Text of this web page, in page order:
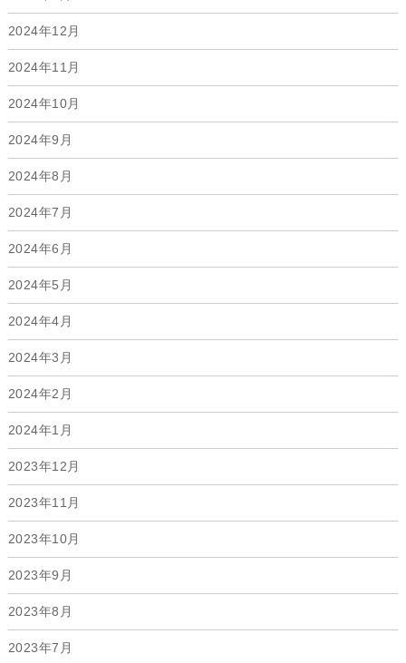
2024年12月
2024年11月
2024年10月
2024年9月
2024年8月
2024年7月
2024年6月
2024年5月
2024年4月
2024年3月
2024年2月
2024年1月
2023年12月
2023年11月
2023年10月
2023年9月
2023年8月
2023年7月